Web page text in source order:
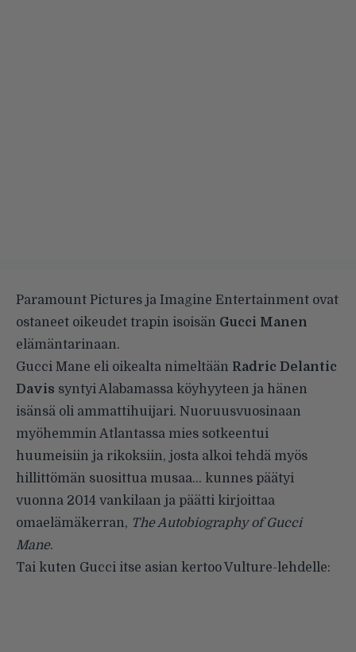
Paramount Pictures ja Imagine Entertainment ovat
ostaneet oikeudet trapin isoisän Gucci Manen
elämäntarinaan.
Gucci Mane eli oikealta nimeltään Radric Delantic
Davis syntyi Alabamassa köyhyyteen ja hänen
isänsä oli ammattihuijari. Nuoruusvuosinaan
myöhemmin Atlantassa mies sotkeentui
huumeisiin ja rikoksiin, josta alkoi tehdä myös
hillittömän suosittua musaa… kunnes päätyi
vuonna 2014 vankilaan ja päätti kirjoittaa
omaelämäkerran, The Autobiography of Gucci
Mane.
Tai kuten Gucci itse asian kertooVulture-lehdelle: